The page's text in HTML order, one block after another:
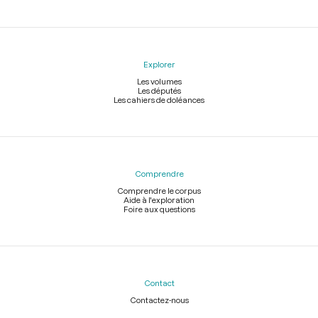
Explorer
Les volumes
Les députés
Les cahiers de doléances
Comprendre
Comprendre le corpus
Aide à l'exploration
Foire aux questions
Contact
Contactez-nous